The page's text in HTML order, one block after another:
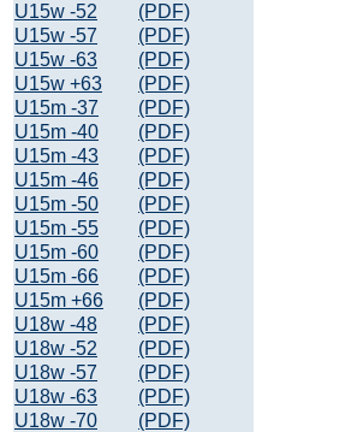
U15w -52
(PDF)
U15w -57
(PDF)
U15w -63
(PDF)
U15w +63
(PDF)
U15m -37
(PDF)
U15m -40
(PDF)
U15m -43
(PDF)
U15m -46
(PDF)
U15m -50
(PDF)
U15m -55
(PDF)
U15m -60
(PDF)
U15m -66
(PDF)
U15m +66
(PDF)
U18w -48
(PDF)
U18w -52
(PDF)
U18w -57
(PDF)
U18w -63
(PDF)
U18w -70
(PDF)